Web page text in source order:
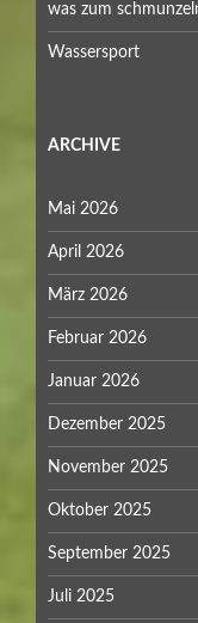
was zum
Wassersport
ARCHIVE
Mai 2026
April 2026
März 2026
Februar 2026
Januar 2026
Dezember 2025
November 2025
Oktober 2025
September 2025
Juli 2025